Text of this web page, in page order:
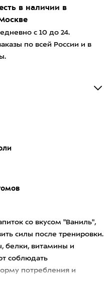
в наличии в
с 10 до 24.
по всей России и в
со вкусом "Ваниль",
силы после тренировки.
белки, витамины и
соблюдать
потребления и